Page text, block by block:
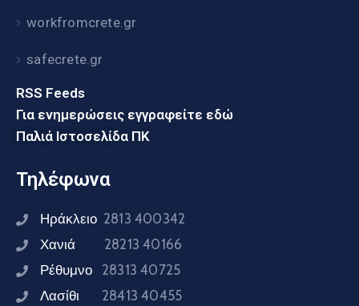
workfromcrete.gr
safecrete.gr
RSS Feeds
Για ενημερώσεις εγγραφείτε εδώ
Παλιά Ιστοσελίδα ΠΚ
Τηλέφωνα
Ηράκλειο 2813 400342
Χανιά 28213 40166
Ρέθυμνο 28313 40725
Λασίθι 28413 40455